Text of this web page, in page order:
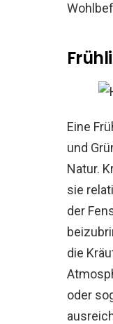
Eine
und
Natur.
sie
der
die
oder